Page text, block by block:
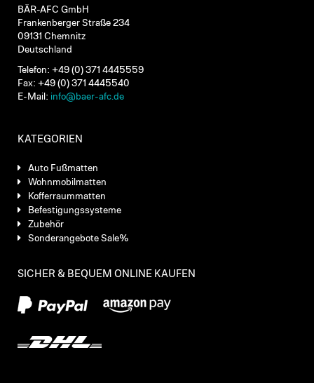
BÄR-AFC GmbH
Frankenberger Straße 234
09131 Chemnitz
Deutschland
Telefon: +49 (0) 371 4445559
Fax: +49 (0) 371 4445540
E-Mail: info@baer-afc.de
KATEGORIEN
Auto Fußmatten
Wohnmobilmatten
Kofferraummatten
Befestigungssysteme
Zubehör
Sonderangebote Sale%
SICHER & BEQUEM ONLINE KAUFEN